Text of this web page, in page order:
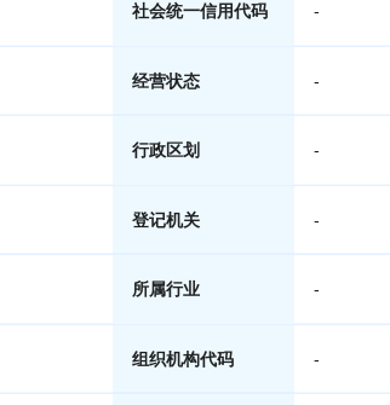
社会统一信用代码 -
经营状态 -
行政区划 -
登记机关 -
所属行业 -
组织机构代码 -